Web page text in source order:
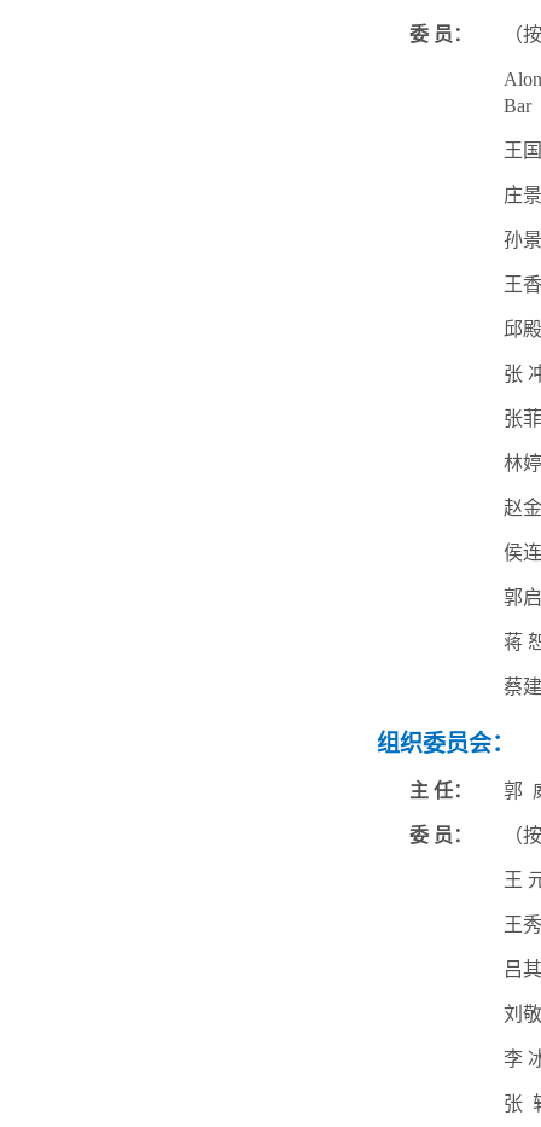
委 员： （
Alon
Bar
王
庄
孙
王
邱
张
张
林
赵
侯
郭
蒋
蔡
组织委员会：
主 任： 郭
委 员： （
王
王
吕
刘
李
张